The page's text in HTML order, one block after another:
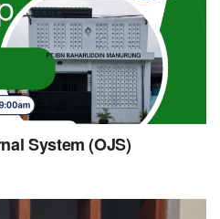
System (OJS)